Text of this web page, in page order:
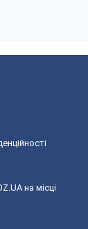
на місці